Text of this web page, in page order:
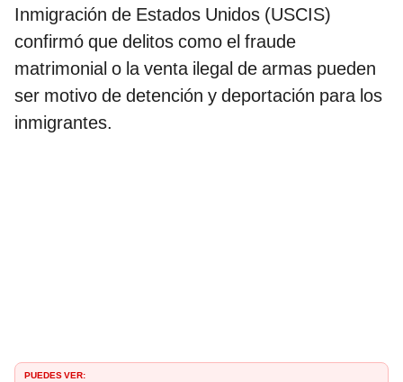
Inmigración de Estados Unidos (USCIS)
confirmó que delitos como el fraude
matrimonial o la venta ilegal de armas pueden
ser motivo de detención y deportación para los
inmigrantes.
PUEDES VER: